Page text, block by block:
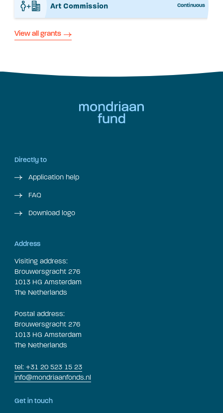
Art Commission Continuous
View all grants
Directly to
Application help
FAQ
Download logo
Address
Visiting address:
Brouwersgracht 276
1013 HG Amsterdam
The Netherlands
Postal address:
Brouwersgracht 276
1013 HG Amsterdam
The Netherlands
tel: +31 20 523 15 23
info@mondriaanfonds.nl
Get in touch